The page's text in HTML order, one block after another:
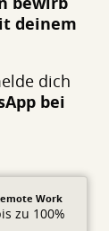
deinem
dich
bei
Work
zu 100%